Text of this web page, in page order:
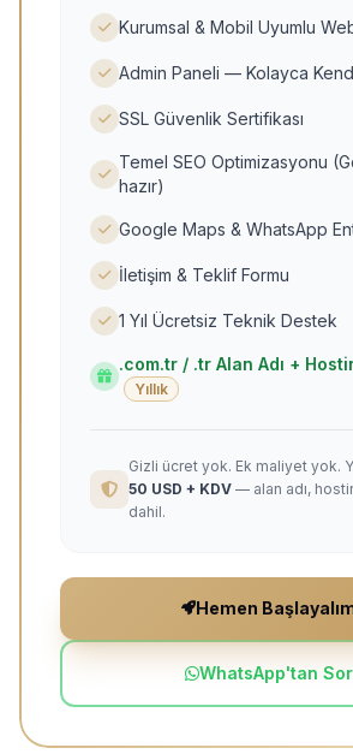
Kurumsal & Mobil Uyumlu
Admin Paneli — Kolayca
SSL Güvenlik Sertifikası
Temel SEO Optimizasyonu
hazır)
Google Maps & WhatsApp
İletişim & Teklif Formu
1 Yıl Ücretsiz Teknik Destek
.com.tr / .tr Alan Adı +
Yıllık
Gizli ücret yok. Ek maliyet yok.
50 USD + KDV — alan adı,
dahil.
Hemen
WhatsApp'tan Sor